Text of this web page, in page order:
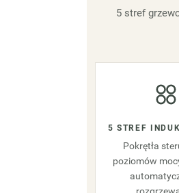
5 stref
5 STREF
Pokrętła
poziomów